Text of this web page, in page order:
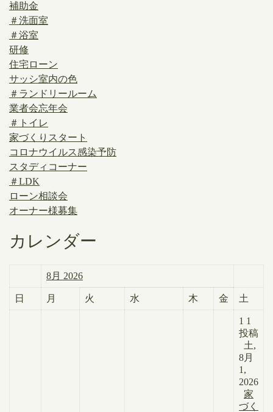
補助金
＃洗面室
＃浴室
研修
住宅ローン
サッシ室内の色
＃ランドリールーム
業者会忘年会
＃トイレ
家づくりスタート
コロナウイルス感染予防
スタディコーナー
＃LDK
ローン相談会
オーナー様募集
カレンダー
8月 2026
日 月 火 水 木 金 土
1 1
投稿
土,
8月
1,
2026
家
づく